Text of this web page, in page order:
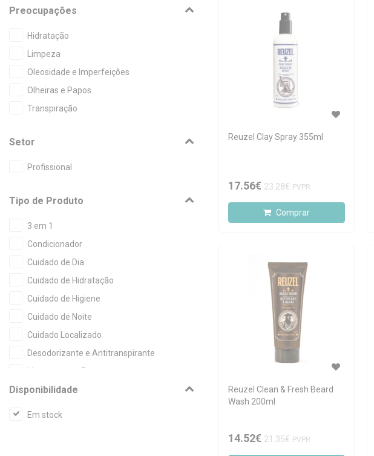
Preocupações
Hidratação
Limpeza
Oleosidade e Imperfeições
Olheiras e Papos
Transpiração
Setor
Profissional
Tipo de Produto
3 em 1
Condicionador
Cuidado de Dia
Cuidado de Hidratação
Cuidado de Higiene
Cuidado de Noite
Cuidado Localizado
Desodorizante e Antitranspirante
Limpeza sem Enxaguamento
Shampoo
Disponibilidade
Em stock
Reuzel Clay Spray 355ml
17.56€ 23.28€ PVPR
Comprar
Reuzel Clean & Fresh Beard
Wash 200ml
14.52€ 21.35€ PVPR